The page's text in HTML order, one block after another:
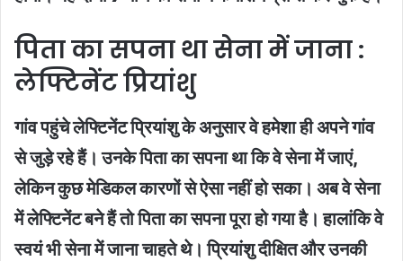
पिता का सपना था सेना में जाना :
लेफ्टिनेंट प्रियांशु
गांव पहुंचे लेफ्टिनेंट प्रियांशु के अनुसार वे हमेशा ही अपने गांव
से जुड़े रहे हैं। उनके पिता का सपना था कि वे सेना में जाएं,
लेकिन कुछ मेडिकल कारणों से ऐसा नहीं हो सका। अब वे सेना
में लेफ्टिनेंट बने हैं तो पिता का सपना पूरा हो गया है। हालांकि वे
स्वयं भी सेना में जाना चाहते थे। प्रियांशु दीक्षित और उनकी